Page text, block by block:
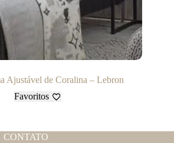
Ajustável de Coralina – Lebron
Favoritos
CONTATO